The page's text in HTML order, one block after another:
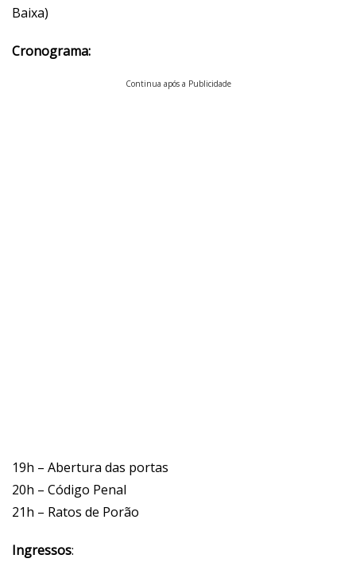
Baixa)
Cronograma:
Continua após a Publicidade
19h – Abertura das portas
20h – Código Penal
21h – Ratos de Porão
Ingressos: